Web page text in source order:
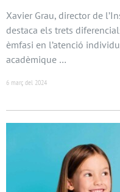
Xavier Grau, director de
destaca els trets
èmfasi en l’atenció
acadèmique …
6 març del 2024